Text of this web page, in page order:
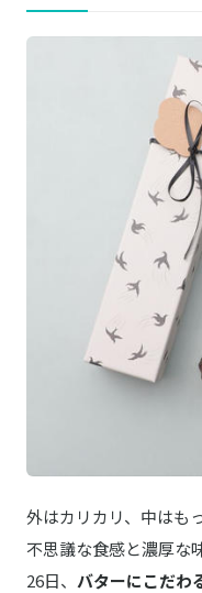
外はカリカリ、中はも
不思議な食感と濃厚な
26日、 バターにこだわ